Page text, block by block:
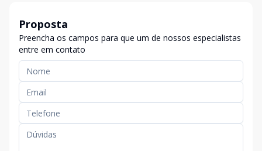
Proposta
Preencha os campos para que um de nossos especialistas
entre em contato